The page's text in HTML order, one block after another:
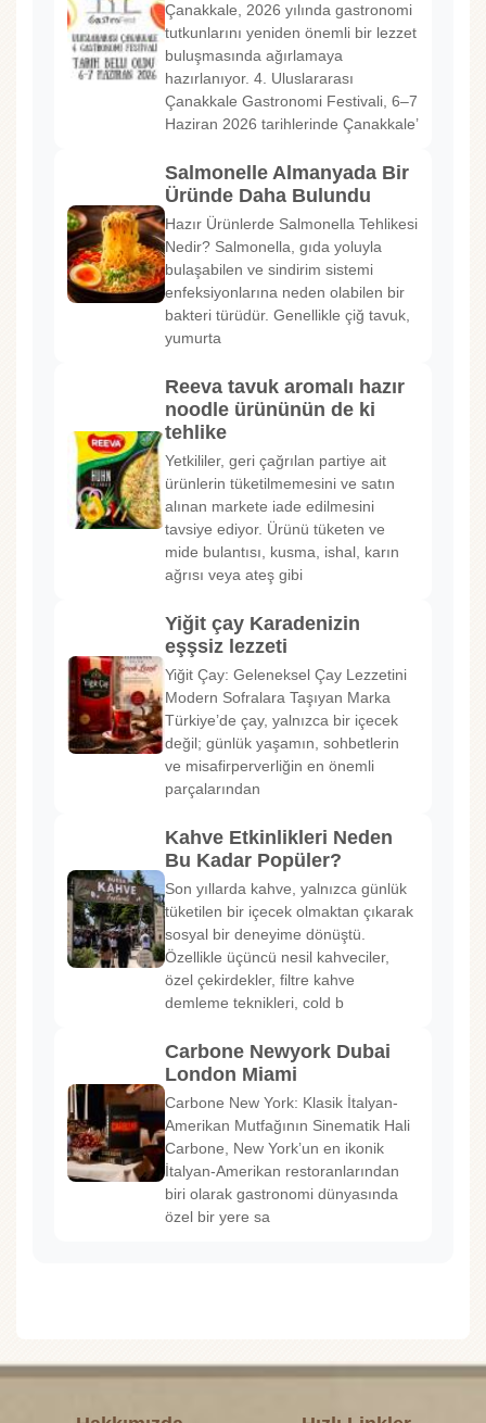
Çanakkale, 2026 yılında gastronomi
tutkunlarını yeniden önemli bir lezzet
buluşmasında ağırlamaya
hazırlanıyor. 4. Uluslararası
Çanakkale Gastronomi Festivali, 6–7
Haziran 2026 tarihlerinde Çanakkale’
Salmonelle Almanyada Bir
Üründe Daha Bulundu
Hazır Ürünlerde Salmonella Tehlikesi
Nedir? Salmonella, gıda yoluyla
bulaşabilen ve sindirim sistemi
enfeksiyonlarına neden olabilen bir
bakteri türüdür. Genellikle çiğ tavuk,
yumurta
Reeva tavuk aromalı hazır
noodle ürününün de ki
tehlike
Yetkililer, geri çağrılan partiye ait
ürünlerin tüketilmemesini ve satın
alınan markete iade edilmesini
tavsiye ediyor. Ürünü tüketen ve
mide bulantısı, kusma, ishal, karın
ağrısı veya ateş gibi
Yiğit çay Karadenizin
eşşsiz lezzeti
Yiğit Çay: Geleneksel Çay Lezzetini
Modern Sofralara Taşıyan Marka
Türkiye’de çay, yalnızca bir içecek
değil; günlük yaşamın, sohbetlerin
ve misafirperverliğin en önemli
parçalarından
Kahve Etkinlikleri Neden
Bu Kadar Popüler?
Son yıllarda kahve, yalnızca günlük
tüketilen bir içecek olmaktan çıkarak
sosyal bir deneyime dönüştü.
Özellikle üçüncü nesil kahveciler,
özel çekirdekler, filtre kahve
demleme teknikleri, cold b
Carbone Newyork Dubai
London Miami
Carbone New York: Klasik İtalyan-
Amerikan Mutfağının Sinematik Hali
Carbone, New York’un en ikonik
İtalyan-Amerikan restoranlarından
biri olarak gastronomi dünyasında
özel bir yere sa